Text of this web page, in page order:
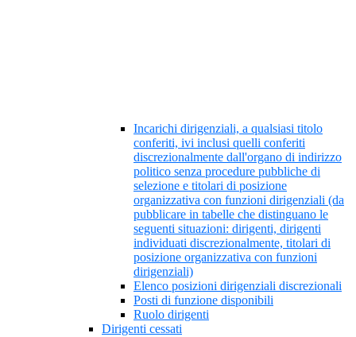
Incarichi dirigenziali, a qualsiasi titolo
conferiti, ivi inclusi quelli conferiti
discrezionalmente dall'organo di indirizzo
politico senza procedure pubbliche di
selezione e titolari di posizione
organizzativa con funzioni dirigenziali (da
pubblicare in tabelle che distinguano le
seguenti situazioni: dirigenti, dirigenti
individuati discrezionalmente, titolari di
posizione organizzativa con funzioni
dirigenziali)
Elenco posizioni dirigenziali discrezionali
Posti di funzione disponibili
Ruolo dirigenti
Dirigenti cessati